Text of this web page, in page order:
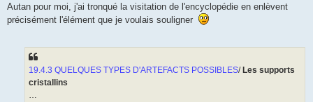
s
a
Autan pour moi, j'ai tronqué la visitation de l'encyclopédie en enlèvent
précisément l'élément que je voulais souligner
19.4.3 QUELQUES TYPES D'ARTEFACTS POSSIBLES/Les supports
cristallins
…